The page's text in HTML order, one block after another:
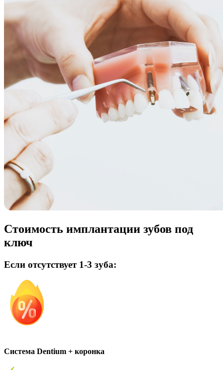
Стоимость имплантации зубов под
ключ
Если отсутствует 1-3 зуба:
Система Dentium + коронка